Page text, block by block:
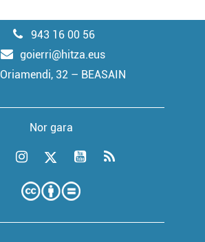
943 16 00 56
goierri@hitza.eus
Oriamendi, 32 – BEASAIN
Nor gara